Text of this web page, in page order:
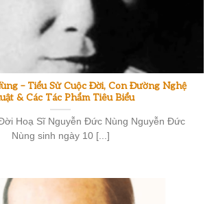
– Tiểu Sử Cuộc Đời, Con Đường Nghệ
& Các Tác Phẩm Tiêu Biểu
Hoạ Sĩ Nguyễn Đức Nùng Nguyễn Đức
Nùng sinh ngày 10 [...]